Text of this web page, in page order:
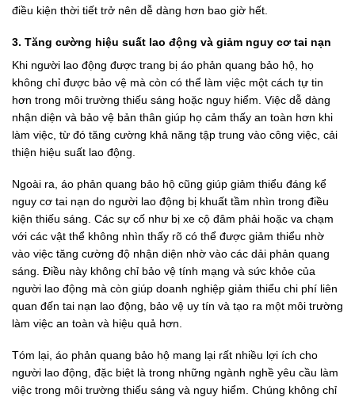
điều kiện thời tiết trở nên dễ dàng hơn bao giờ hết.
3. Tăng cường hiệu suất lao động và giảm nguy cơ tai nạn
Khi người lao động được trang bị áo phản quang bảo hộ, họ
không chỉ được bảo vệ mà còn có thể làm việc một cách tự tin
hơn trong môi trường thiếu sáng hoặc nguy hiểm. Việc dễ dàng
nhận diện và bảo vệ bản thân giúp họ cảm thấy an toàn hơn khi
làm việc, từ đó tăng cường khả năng tập trung vào công việc, cải
thiện hiệu suất lao động.
Ngoài ra, áo phản quang bảo hộ cũng giúp giảm thiểu đáng kể
nguy cơ tai nạn do người lao động bị khuất tầm nhìn trong điều
kiện thiếu sáng. Các sự cố như bị xe cộ đâm phải hoặc va chạm
với các vật thể không nhìn thấy rõ có thể được giảm thiểu nhờ
vào việc tăng cường độ nhận diện nhờ vào các dải phản quang
sáng. Điều này không chỉ bảo vệ tính mạng và sức khỏe của
người lao động mà còn giúp doanh nghiệp giảm thiểu chi phí liên
quan đến tai nạn lao động, bảo vệ uy tín và tạo ra một môi trường
làm việc an toàn và hiệu quả hơn.
Tóm lại, áo phản quang bảo hộ mang lại rất nhiều lợi ích cho
người lao động, đặc biệt là trong những ngành nghề yêu cầu làm
việc trong môi trường thiếu sáng và nguy hiểm. Chúng không chỉ